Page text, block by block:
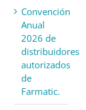
Convención
Anual
2026 de
distribuidores
autorizados
de
Farmatic.